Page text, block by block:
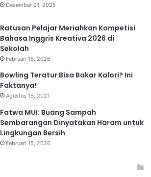
Desember 21, 2025
Ratusan Pelajar Meriahkan Kompetisi
Bahasa Inggris Kreativa 2026 di
Sekolah
Februari 15, 2026
Bowling Teratur Bisa Bakar Kalori? Ini
Faktanya!
Agustus 15, 2021
Fatwa MUI: Buang Sampah
Sembarangan Dinyatakan Haram untuk
Lingkungan Bersih
Februari 15, 2026